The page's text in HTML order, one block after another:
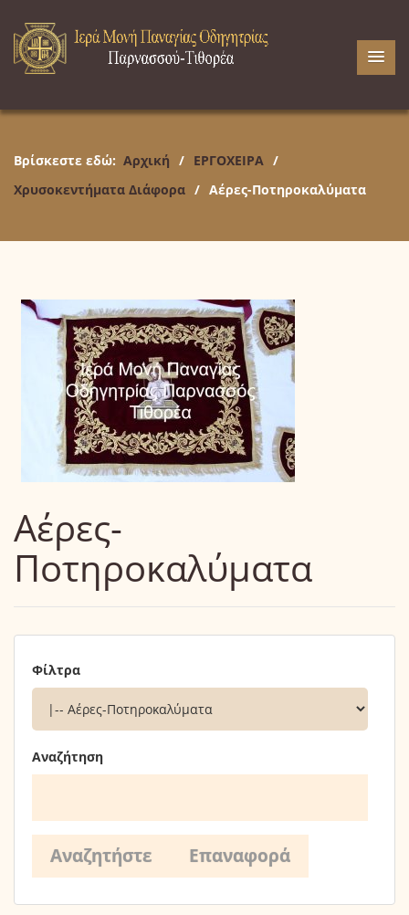
Βρίσκεστε εδώ: Αρχική / ΕΡΓΟΧΕΙΡΑ /
Χρυσοκεντήματα Διάφορα / Αέρες-Ποτηροκαλύματα
Αέρες-
Ποτηροκαλύματα
Φίλτρα
Αναζήτηση